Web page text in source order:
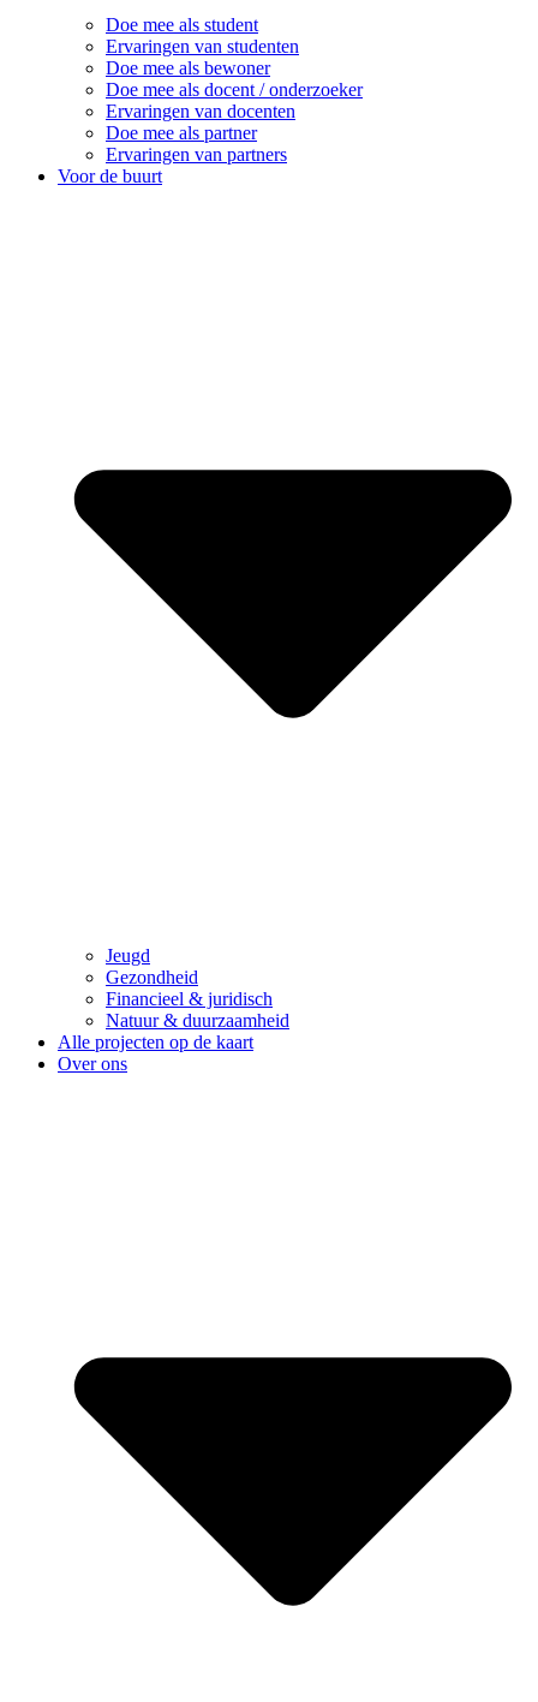
Doe mee als student
Ervaringen van studenten
Doe mee als bewoner
Doe mee als docent / onderzoeker
Ervaringen van docenten
Doe mee als partner
Ervaringen van partners
Voor de buurt
Jeugd
Gezondheid
Financieel & juridisch
Natuur & duurzaamheid
Alle projecten op de kaart
Over ons